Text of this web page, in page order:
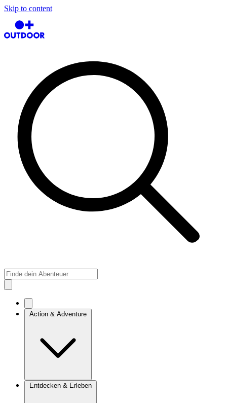
Skip to content
Action & Adventure
Entdecken & Erleben